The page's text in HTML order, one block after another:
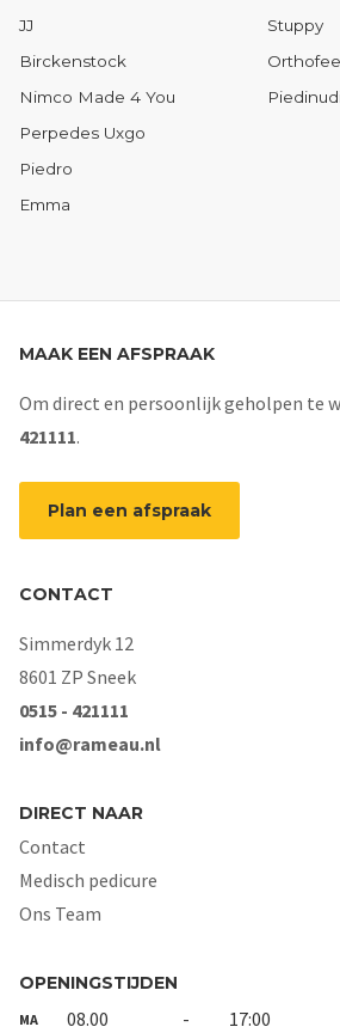
JJ
Birckenstock
Nimco Made 4 You
Perpedes Uxgo
Piedro
Emma
Stuppy
MAAK EEN AFSPRAAK
Om direct en persoonlijk geholpen te
421111.
Plan een afspraak
CONTACT
Simmerdyk 12
8601 ZP Sneek
0515 - 421111
info@rameau.nl
DIRECT NAAR
Contact
Medisch pedicure
Ons Team
OPENINGSTIJDEN
MA 08.00 - 17:00